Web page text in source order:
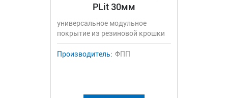
PLit 30мм
универсальное модульное
покрытие из резиновой крошки
Производитель: ФПП